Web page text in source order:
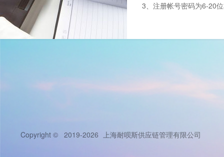
3、注册帐号密码为6-20
Copyright © 2019-2026 上海耐呗斯供应链管理有限公司